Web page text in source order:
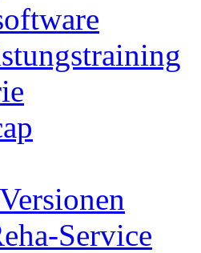
Service